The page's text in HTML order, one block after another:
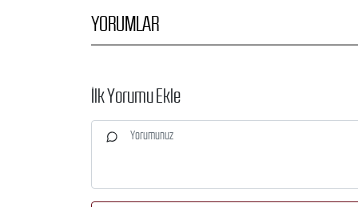
YORUMLAR
İlk Yorumu Ekle